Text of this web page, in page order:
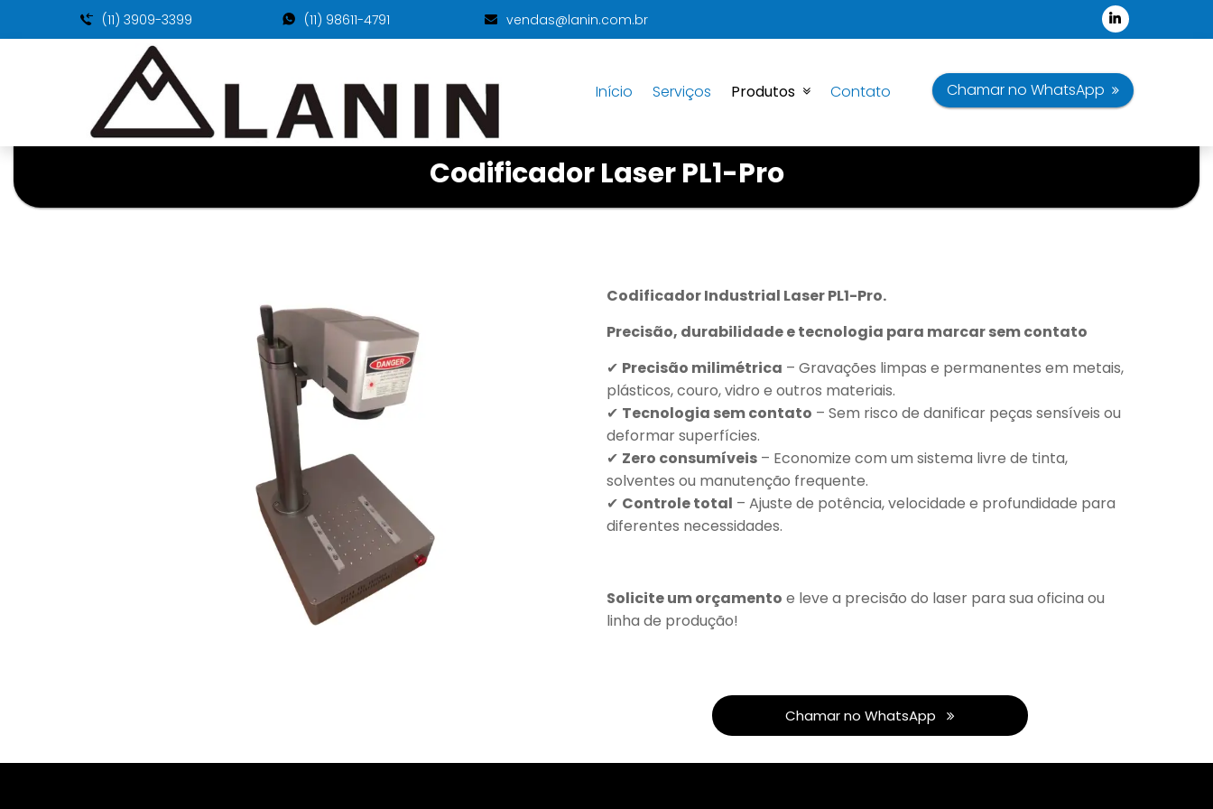
(11) 3909-3399 (11) 98611-4791 vendas@lanin.com.br
Início Serviços Produtos Contato Chamar no WhatsApp
Codificador Laser PL1-Pro
Codificador Industrial Laser PL1-Pro.
Precisão, durabilidade e tecnologia para marcar sem contato
✔ Precisão milimétrica – Gravações limpas e permanentes em metais,
plásticos, couro, vidro e outros materiais.
✔ Tecnologia sem contato – Sem risco de danificar peças sensíveis ou
deformar superfícies.
✔ Zero consumíveis – Economize com um sistema livre de tinta,
solventes ou manutenção frequente.
✔ Controle total – Ajuste de potência, velocidade e profundidade para
diferentes necessidades.
Solicite um orçamento e leve a precisão do laser para sua oficina ou
linha de produção!
Chamar no WhatsApp